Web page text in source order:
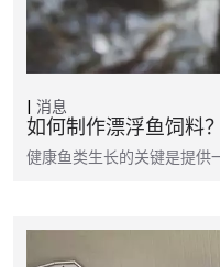
消息
如何制作漂浮鱼饲料？
健康鱼类生长的关键是提供